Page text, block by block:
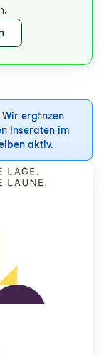
ergänzen
Inseraten im
aktiv.